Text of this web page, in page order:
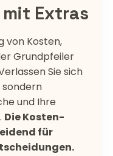
Extras
von Kosten,
Grundpfeiler
Sie sich
sondern
und Ihre
Die Kosten-
für